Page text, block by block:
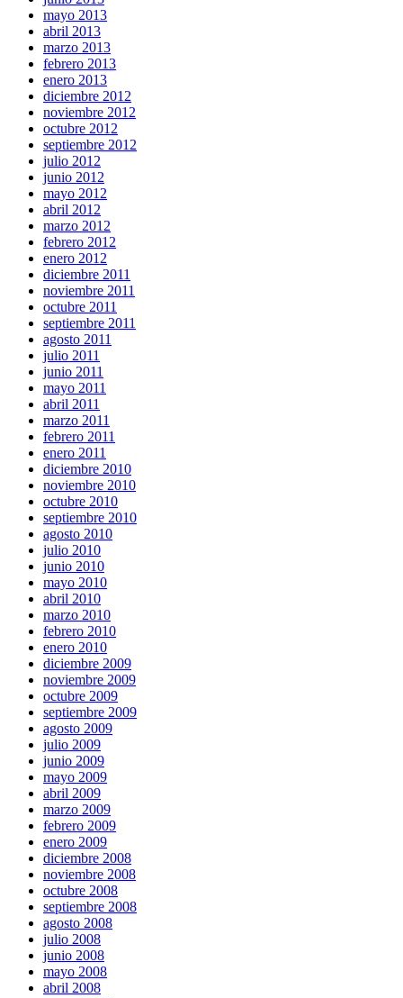
mayo 2013
abril 2013
marzo 2013
febrero 2013
enero 2013
diciembre 2012
noviembre 2012
octubre 2012
septiembre 2012
julio 2012
junio 2012
mayo 2012
abril 2012
marzo 2012
febrero 2012
enero 2012
diciembre 2011
noviembre 2011
octubre 2011
septiembre 2011
agosto 2011
julio 2011
junio 2011
mayo 2011
abril 2011
marzo 2011
febrero 2011
enero 2011
diciembre 2010
noviembre 2010
octubre 2010
septiembre 2010
agosto 2010
julio 2010
junio 2010
mayo 2010
abril 2010
marzo 2010
febrero 2010
enero 2010
diciembre 2009
noviembre 2009
octubre 2009
septiembre 2009
agosto 2009
julio 2009
junio 2009
mayo 2009
abril 2009
marzo 2009
febrero 2009
enero 2009
diciembre 2008
noviembre 2008
octubre 2008
septiembre 2008
agosto 2008
julio 2008
junio 2008
mayo 2008
abril 2008